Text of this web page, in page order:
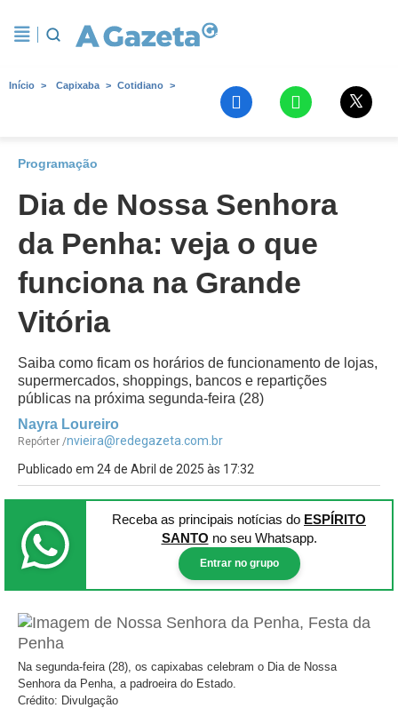
Início Capixaba Cotidiano
Programação
Dia de Nossa Senhora
da Penha: veja o que
funciona na Grande
Vitória
Saiba como ficam os horários de funcionamento de lojas,
supermercados, shoppings, bancos e repartições
públicas na próxima segunda-feira (28)
Nayra Loureiro
Repórter /nvieira@redegazeta.com.br
Publicado em 24 de Abril de 2025 às 17:32
Receba as principais notícias do ESPÍRITO
SANTO no seu Whatsapp.
Entrar no grupo
Na segunda-feira (28), os capixabas celebram o Dia de Nossa
Senhora da Penha, a padroeira do Estado.
Crédito: Divulgação